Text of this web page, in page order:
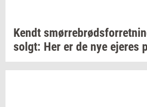
Kendt
solgt: Her er de nye eje­res